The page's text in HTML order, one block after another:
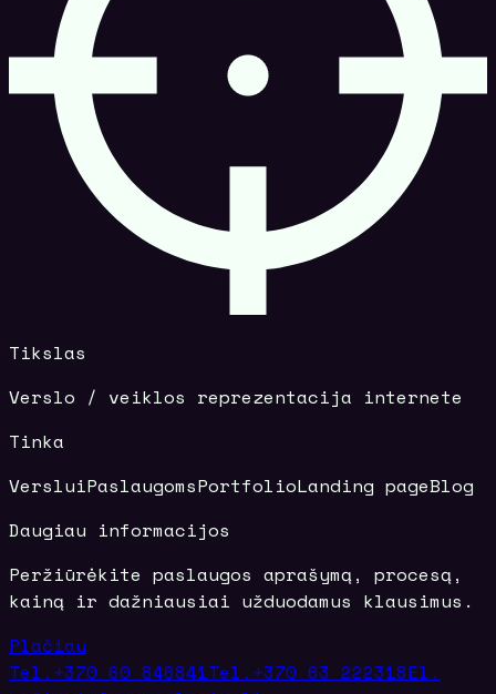
Tikslas
Verslo / veiklos reprezentacija internete
Tinka
VersluiPaslaugomsPortfolioLanding pageBlog
Daugiau informacijos
Peržiūrėkite paslaugos aprašymą, procesą,
kainą ir dažniausiai užduodamus klausimus.
Plačiau
Tel. +370 60 846841Tel. +370 63 222318El.